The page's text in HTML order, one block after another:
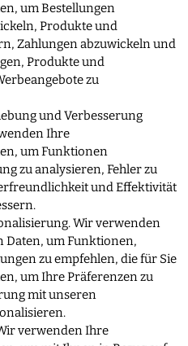
um Bestellungen
Produkte und
Zahlungen abzuwickeln und
Produkte und
zu
und Verbesserung
Ihre
um Funktionen
zu analysieren, Fehler zu
und Effektivität
Wir verwenden
Daten, um Funktionen,
zu empfehlen, die für Sie
um Ihre Präferenzen zu
mit unseren
verwenden Ihre